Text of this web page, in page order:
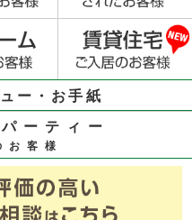
ー・お手紙
ーティー
お客様